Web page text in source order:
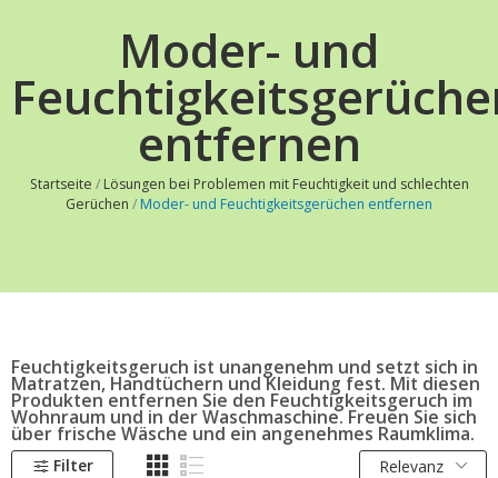
Moder- und
entfernen
Startseite
Lösungen bei Problemen mit Feuchtigkeit und schlechten
Gerüchen
Moder- und Feuchtigkeitsgerüchen entfernen
Feuchtigkeitsgeruch ist unangenehm und setzt sich in
Matratzen, Handtüchern und Kleidung fest. Mit diesen
Produkten entfernen Sie den Feuchtigkeitsgeruch im
Wohnraum und in der Waschmaschine. Freuen Sie sich
über frische Wäsche und ein angenehmes Raumklima.
Filter Relevanz